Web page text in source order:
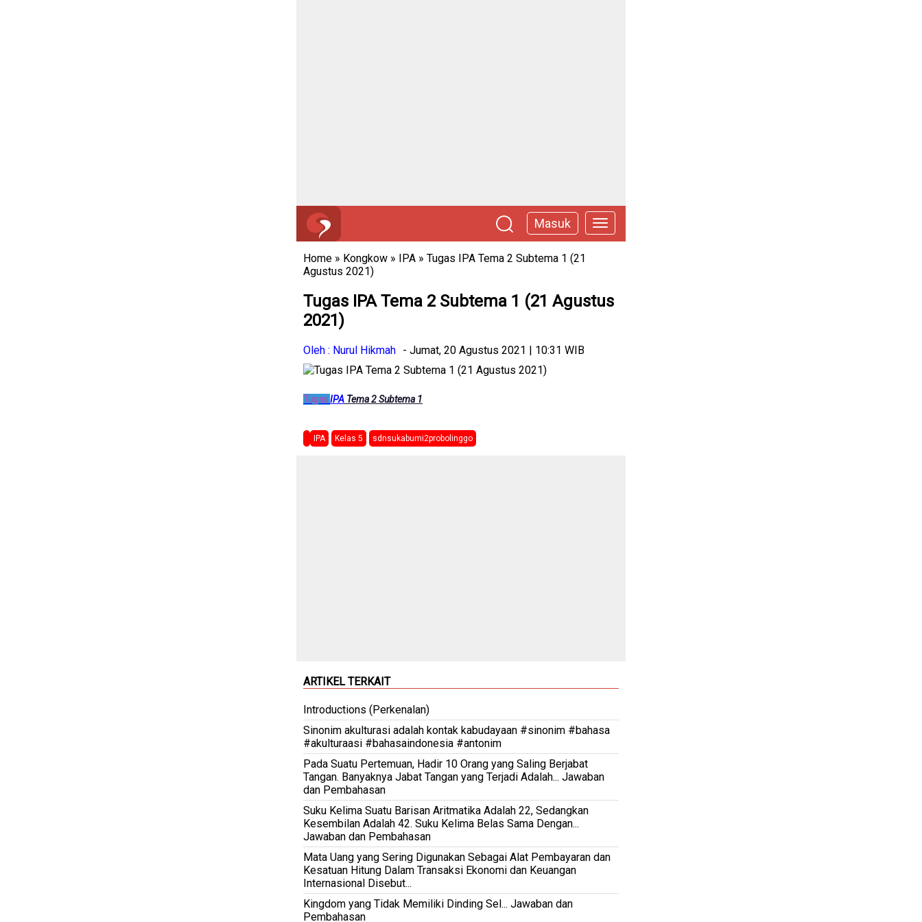
Masuk
Home » Kongkow » IPA » Tugas IPA Tema 2 Subtema 1 (21
Agustus 2021)
Tugas IPA Tema 2 Subtema 1 (21 Agustus
2021)
Oleh : Nurul Hikmah - Jumat, 20 Agustus 2021 | 10:31 WIB
TugasIPA Tema 2 Subtema 1
IPA Kelas 5 sdnsukabumi2probolinggo
ARTIKEL TERKAIT
Introductions (Perkenalan)
Sinonim akulturasi adalah kontak kabudayaan #sinonim #bahasa
#akulturaasi #bahasaindonesia #antonim
Pada Suatu Pertemuan, Hadir 10 Orang yang Saling Berjabat
Tangan. Banyaknya Jabat Tangan yang Terjadi Adalah... Jawaban
dan Pembahasan
Suku Kelima Suatu Barisan Aritmatika Adalah 22, Sedangkan
Kesembilan Adalah 42. Suku Kelima Belas Sama Dengan...
Jawaban dan Pembahasan
Mata Uang yang Sering Digunakan Sebagai Alat Pembayaran dan
Kesatuan Hitung Dalam Transaksi Ekonomi dan Keuangan
Internasional Disebut...
Kingdom yang Tidak Memiliki Dinding Sel... Jawaban dan
Pembahasan